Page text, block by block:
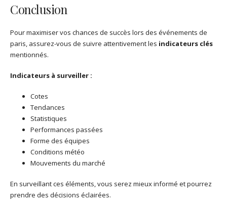
Conclusion
Pour maximiser vos chances de succès lors des événements de
paris, assurez-vous de suivre attentivement les indicateurs clés
mentionnés.
Indicateurs à surveiller :
Cotes
Tendances
Statistiques
Performances passées
Forme des équipes
Conditions météo
Mouvements du marché
En surveillant ces éléments, vous serez mieux informé et pourrez
prendre des décisions éclairées.